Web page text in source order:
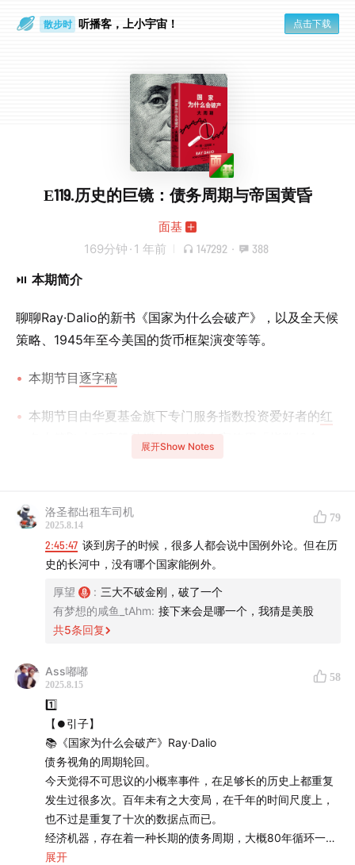
通勤路上 听播客，上小宇宙！ 点击下载
E119.历史的巨镜：债务周期与帝国黄昏
面基
169分钟 · 1 年前 147292 · 388
⏯️ 本期简介
聊聊Ray·Dalio的新书《国家为什么会破产》，以及全天候
策略、1945年至今美国的货币框架演变等等。
本期节目逐字稿
本期节目由华夏基金旗下专门服务指数投资爱好者的红
小程序赞助播出，欢迎大家使用「
这是一个关于美国违背祖训的故事
水晶球与碎玻璃
06:10 五大经济部门
居民部门+企业部门=私人部门
政府部门
金融部门
海外部门
展开Show Notes
洛圣都出租车司机
2025.8.14
79
2:45:47 谈到房子的时候，很多人都会说中国例外论。但在历
史的长河中，没有哪个国家能例外。
厚望 : 三大不破金刚，破了一个
有梦想的咸鱼_tAhm: 接下来会是哪一个，我猜是美股
共5条回复
Ass嘟嘟
2025.8.15
58
1️⃣
【⏺引子】
📚《国家为什么会破产》Ray·Dalio
债务视角的周期轮回。
今天觉得不可思议的小概率事件，在足够长的历史上都重复
发生过很多次。百年未有之大变局，在千年的时间尺度上，
也不过是重复了十次的数据点而已。
经济机器，存在着一种长期的债务周期，大概80年循环一
次。在这些周期里，无一例外的催生过重大的债务泡沫以及
展开